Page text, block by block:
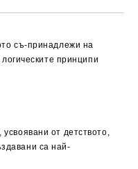
съ-принадлежи на
принципи
от детството,
са най-